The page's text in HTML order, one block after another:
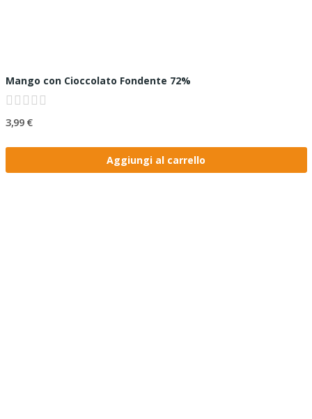
Mango con Cioccolato Fondente 72%
3,99 €
Aggiungi al carrello